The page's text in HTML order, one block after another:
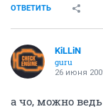
ОТВЕТИТЬ
KiLLiN
guru
26 июня
а чо, можно